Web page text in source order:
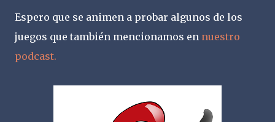
Espero que se animen a probar algunos de los
juegos que también mencionamos en nuestro
podcast.